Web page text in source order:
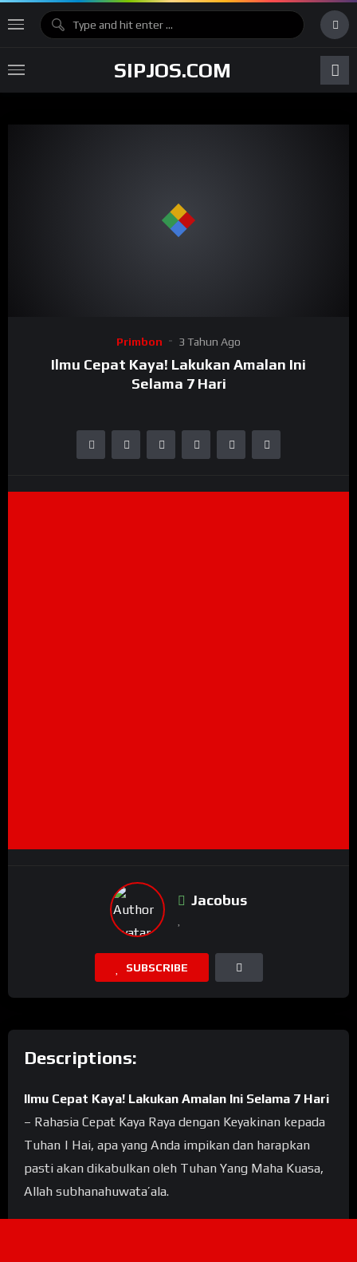
SIPJOS.COM
Primbon 3 Tahun Ago
Ilmu Cepat Kaya! Lakukan Amalan Ini
Selama 7 Hari
Jacobus
SUBSCRIBE
Descriptions:
Ilmu Cepat Kaya! Lakukan Amalan Ini Selama 7 Hari
– Rahasia Cepat Kaya Raya dengan Keyakinan kepada
Tuhan | Hai, apa yang Anda impikan dan harapkan
pasti akan dikabulkan oleh Tuhan Yang Maha Kuasa,
Allah subhanahuwata’ala.